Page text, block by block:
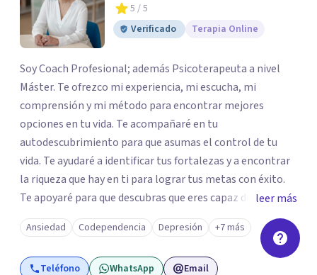
5 / 5
Verificado
Terapia Online
Soy Coach Profesional; además Psicoterapeuta a nivel
Máster. Te ofrezco mi experiencia, mi escucha, mi
comprensión y mi método para encontrar mejores
opciones en tu vida. Te acompañaré en tu
autodescubrimiento para que asumas el control de tu
vida. Te ayudaré a identificar tus fortalezas y a encontrar
la riqueza que hay en ti para lograr tus metas con éxito.
Te apoyaré para que descubras que eres capaz de
convertir los problemas en oportunidades Tú tienes
derecho a vivir con bienestar, sin culpas, sin
remordimientos y en plenitud. Con amor propio todo es
posible. En el viaje de tu vida. ¿Te das cuenta que tienes
leer más
Ansiedad Codependencia Depresión +7 más
Teléfono WhatsApp Email